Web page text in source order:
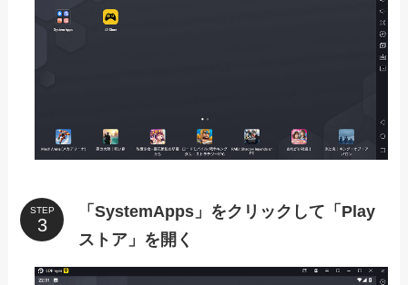
STEP
「SystemApps」をクリックして「Play
ストア」を開く